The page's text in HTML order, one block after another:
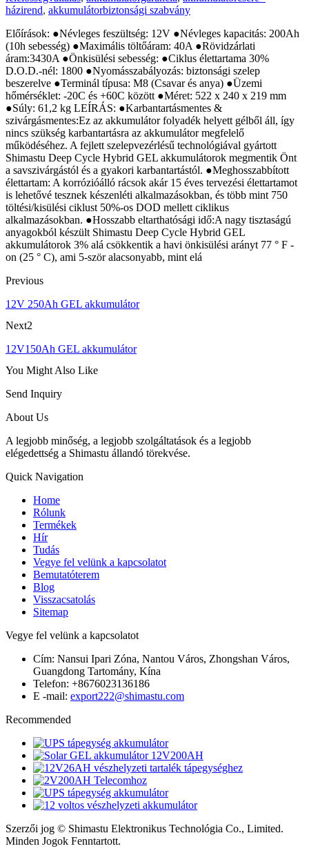
házirend, akkumulátorbiztonsági szabvány
Előírások: ●Névleges feszültség: 12V ●Névleges kapacitás: 200Ah
(10h sebesség) ●Maximális töltőáram: 40A ●Rövidzárlati
áram:3430A ●Önkisülési sebesség: ●Ciklus élettartama 30%
D.O.D.-nél: 1800 ●Nyomásszabályozás: biztonsági szelep
beszerelve ●Terminál típusa: M8 (Csavar és anya) ●Üzemi
hőmérséklet: -20C és +60C között ●Méret: 522 x 240 x 219 mm
●Súly: 61,2 kg LEÍRÁS: ●Karbantartásmentes &
szivárgásmentes:Ez az akkumulátor folyadék helyett gélből áll, így
nincs szükség karbantartásra az akkumulátor megfelelő
működéséhez. A fejlett szelepvezérlésű technológiával gyártott
Shimastu Deep Cycle Hybrid GEL akkumulátorok megmentik Önt
a savszivárgástól és a gyakori karbantartástól. ●Meghosszabbított
élettartam: A korrózióálló rácsok akár 15 éves tervezési élettartamot
is lehetővé tesznek készenléti alkalmazásokban, és több mint 750
töltési/kisülési ciklust 50%-os DOD mellett ciklikus
alkalmazásokban. ●Hosszabb eltarthatósági idő:A nagy tisztaságú
anyagokból készült Shimastu Deep Cycle Hybrid GEL
akkumulátorok 3% alá csökkentik a havi önkisülési arányt 77 ° F -
on (25 ° C), ami 5-ször alacsonyabb, mint elá
Previous
12V 250Ah GEL akkumulátor
Next2
12V150Ah GEL akkumulátor
You Might Also Like
Send Inquiry
About Us
A legjobb minőség, a legjobb szolgáltatások és a legjobb
elégedettség a Shimastu állandó törekvése.
Quick Navigation
Home
Rólunk
Termékek
Hír
Tudás
Vegye fel velünk a kapcsolatot
Bemutatóterem
Blog
Visszacsatolás
Sitemap
Vegye fel velünk a kapcsolatot
Cím: Nansui Ipari Zóna, Nantou Város, Zhongshan Város,
Guangdong Tartomány, Kína
Telefon: +8676023136186
E -mail: export222@shimastu.com
Recommended
Szerzői jog © Shimastu Elektronikus Technológia Co., Limited.
Minden Jogok Fenntartott.